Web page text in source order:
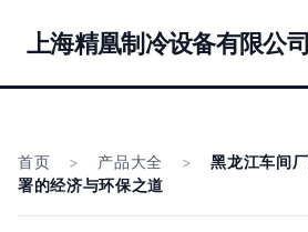
上海精凰制冷设备有限公司
首页 > 产品大全 >
黑龙江车间
署的经济与环保之道